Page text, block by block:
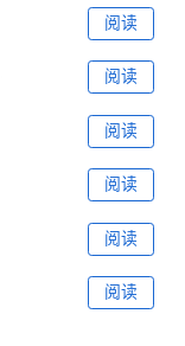
阅读
阅读
阅读
阅读
阅读
阅读